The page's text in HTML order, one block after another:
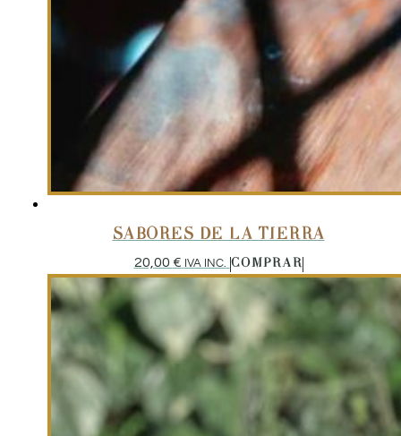
SABORES DE LA TIERRA
20,00 € IVA INC. COMPRAR